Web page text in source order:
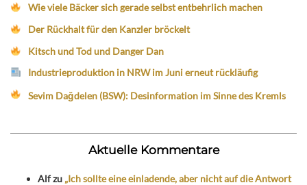
Wie viele Bäcker sich gerade selbst entbehrlich machen
Der Rückhalt für den Kanzler bröckelt
Kitsch und Tod und Danger Dan
Industrieproduktion in NRW im Juni erneut rückläufig
Sevim Dağdelen (BSW): Desinformation im Sinne des Kremls
Aktuelle Kommentare
Alfzu „Ich sollte eine einladende, aber nicht auf die Antwort